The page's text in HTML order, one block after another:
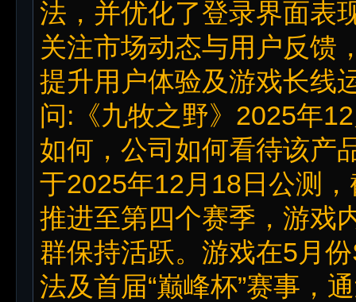
法，并优化了登录界面表
关注市场动态与用户反馈
提升用户体验及游戏长线
问:《九牧之野》2025年
如何，公司如何看待该产
于2025年12月18日公测
推进至第四个赛季，游戏
群保持活跃。游戏在5月
法及首届“巅峰杯”赛事，